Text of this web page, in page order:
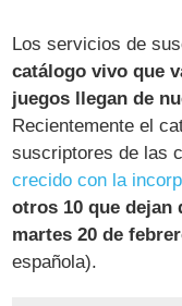
Los servicios de
catálogo vivo que
juegos llegan de
Recientemente el
suscriptores de las
crecido con la
otros 10 que dejan
martes 20 de
española).